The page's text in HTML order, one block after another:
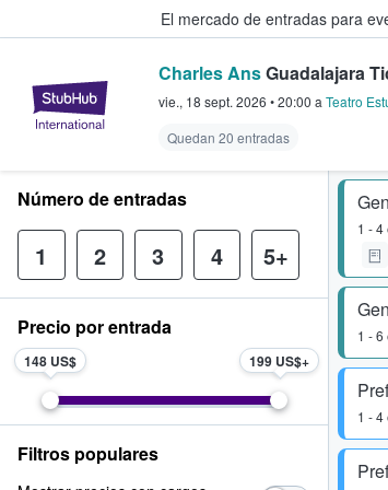
El mercado de entradas para
StubHub: compra y
Charles AnsGuadalajara
vie., 18 sept. 2026 •20:00 a Teatro
Quedan 20 entradas
1 - 4
1 - 6
1 - 4
Número de entradas
1 2 3 4 5+
Precio por entrada
148 US$ 199 US$
Filtros populares